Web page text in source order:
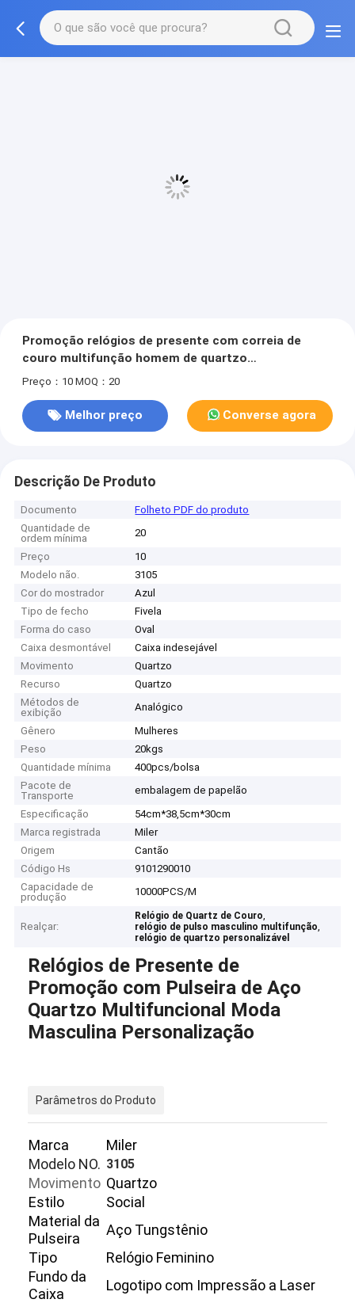
Promoção relógios de presente com correia de
couro multifunção homem de quartzo
personalização de moda
Preço：10 MOQ：20
Melhor preço Converse agora
Descrição De Produto
Documento
Folheto PDF do produto
Quantidade de
ordem mínima
20
Preço
10
Modelo não.
3105
Cor do mostrador
Azul
Tipo de fecho
Fivela
Forma do caso
Oval
Caixa desmontável
Caixa indesejável
Movimento
Quartzo
Recurso
Quartzo
Métodos de
exibição
Analógico
Gênero
Mulheres
Peso
20kgs
Quantidade mínima
400pcs/bolsa
Pacote de
Transporte
embalagem de papelão
Especificação
54cm*38,5cm*30cm
Marca registrada
Miler
Origem
Cantão
Código Hs
9101290010
Capacidade de
produção
10000PCS/M
Realçar:
Relógio de Quartz de Couro,
relógio de pulso masculino multifunção,
relógio de quartzo personalizável
Relógios de Presente de
Promoção com Pulseira de Aço
Quartzo Multifuncional Moda
Masculina Personalização
Parâmetros do Produto
Marca
Miler
Modelo NO. 3105
Movimento Quartzo
Estilo
Social
Material da
Pulseira
Aço Tungstênio
Tipo
Relógio Feminino
Fundo da
Caixa
Logotipo com Impressão a Laser